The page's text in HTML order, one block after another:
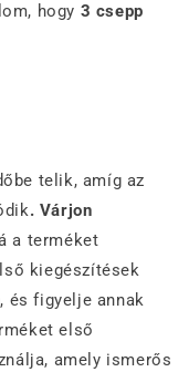
hogy 3 csepp
telik, amíg az
. Várjon
a terméket
kiegészítések
, és figyelje annak
első
amely ismerős